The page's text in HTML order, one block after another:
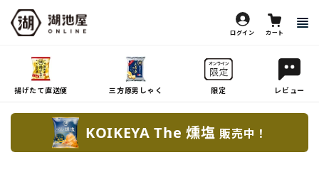
ログイン カート
揚げたて直送便 三方原男しゃく 限定 レビュー
KOIKEYA The 燻塩 販売中！